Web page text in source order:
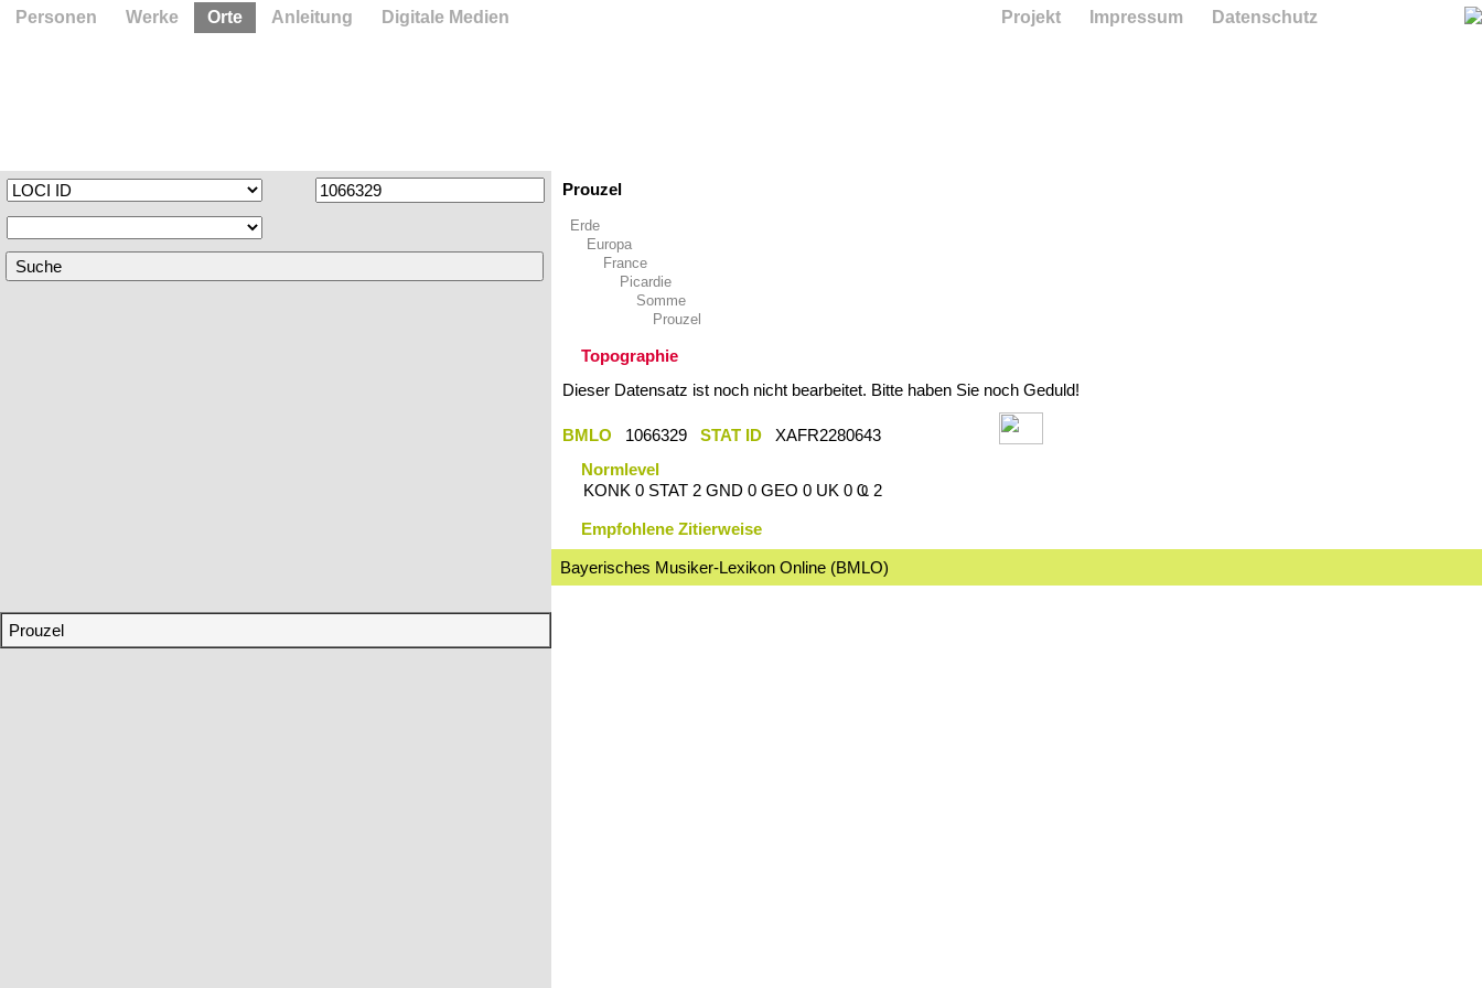
Prouzel
Prouzel
Erde
Europa
France
Picardie
Somme
Prouzel
Topographie
Dieser Datensatz ist noch nicht bearbeitet. Bitte haben Sie noch Geduld!
BMLO 1066329 STAT ID
XAFR2280643
Normlevel
KONK 0 STAT 2 GND 0 GEO 0 UK 0 Ҩ 2
Empfohlene Zitierweise
Bayerisches Musiker-Lexikon Online (BMLO)
Personen Werke Orte Anleitung Digitale Medien Projekt Impressum Datenschutz